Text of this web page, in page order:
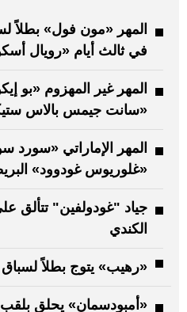
المهر «مون فول» بطلاً
في ثالث أيام «رويال
المهر غير المهزوم «بو
«سانت جيمس بالاس
المهر الإماراتي «سورد
«غلوريوس غودوود»
جياد "غودولفين" تتألق
الكندي
«رهيب» يتوج بطلاً لسباق
«أمبودسمان» يحلق